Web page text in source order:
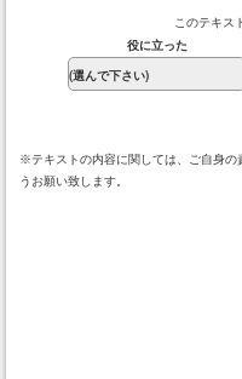
このテキス
役に立った
※テキストの内容に関しては、ご自身の
うお願い致します。